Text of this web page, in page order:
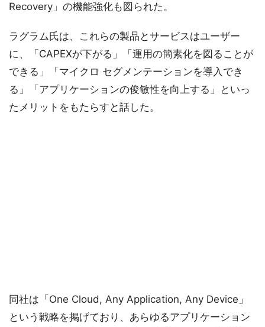
Recovery」の機能強化も図られた。
ラグラム氏は、これらの製品とサービスはユーザー
に、「CAPEXが下がる」「運用の簡素化を図ることが
できる」「マイクロ セグメンテーションを導入でき
る」「アプリケーションの俊敏性を向上する」といっ
たメリットをもたらすと話した。
同社は「One Cloud, Any Application, Any Device」
という戦略を掲げており、あらゆるアプリケーション